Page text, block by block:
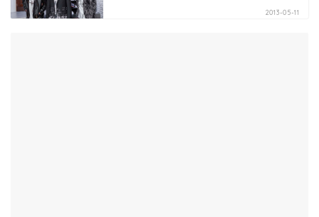
2013-05-11